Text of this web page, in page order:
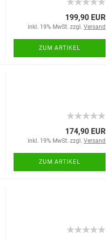
199,90 EUR
inkl. 19% MwSt. zzgl.Versand
ZUM ARTIKEL
174,90 EUR
inkl. 19% MwSt. zzgl.Versand
ZUM ARTIKEL